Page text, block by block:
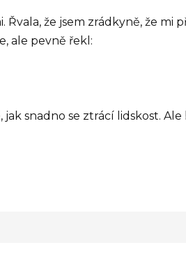
že jsem zrádkyně, že mi
ale pevně řekl:
snadno se ztrácí lidskost.